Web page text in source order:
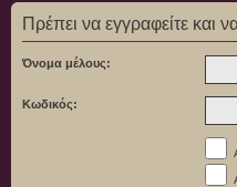
Πρέπει να εγγραφείτε και
Όνομα μέλους:
Κωδικός: